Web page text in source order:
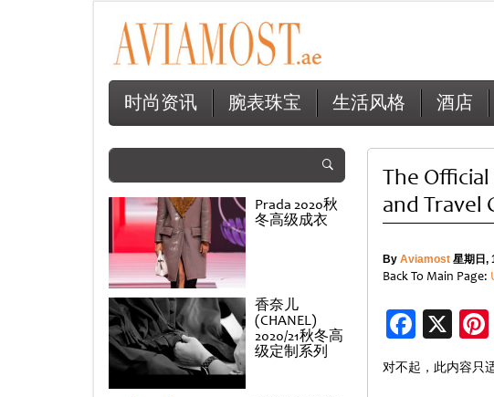
时尚资讯 腕表珠宝 生活风格 酒店
Prada 2020秋
冬高级成衣
香奈儿
(CHANEL)
2020/21秋冬高
级定制系列
The
and Travel
By Aviamost星期日,
Back To Main Page:
X
对不起，此内容只